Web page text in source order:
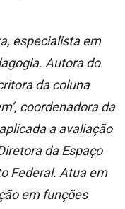
especialista em
Autora do
da coluna
coordenadora da
a avaliação
da Espaço
Federal. Atua em
em funções